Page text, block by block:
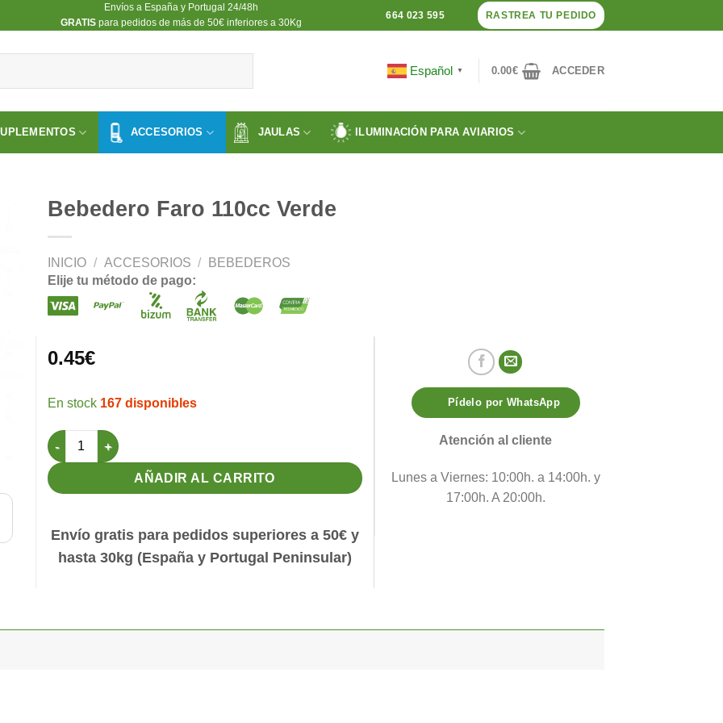
Envíos a España y Portugal 24/48h
​GRATISpara pedidos de más de 50€ inferiores a 30Kg
664 023 595 RASTREA TU PEDIDO
Español ▼ 0.00€ ACCEDER
ACCESORIOS JAULAS ILUMINACIÓN PARA AVIARIOS
Bebedero Faro 110cc Verde
INICIO / ACCESORIOS /
BEBEDEROS
Elije tu método de pago:
0.45€
167 disponibles
Bebedero Faro 110cc Verde cantidad
AÑADIR AL CARRITO
Envío gratis para pedidos superiores a 50€ y
hasta 30kg (España y Portugal Peninsular)
Pídelo por WhatsApp
Atención al cliente
Lunes a Viernes: 10:00h. a 14:00h. y
17:00h. A 20:00h.